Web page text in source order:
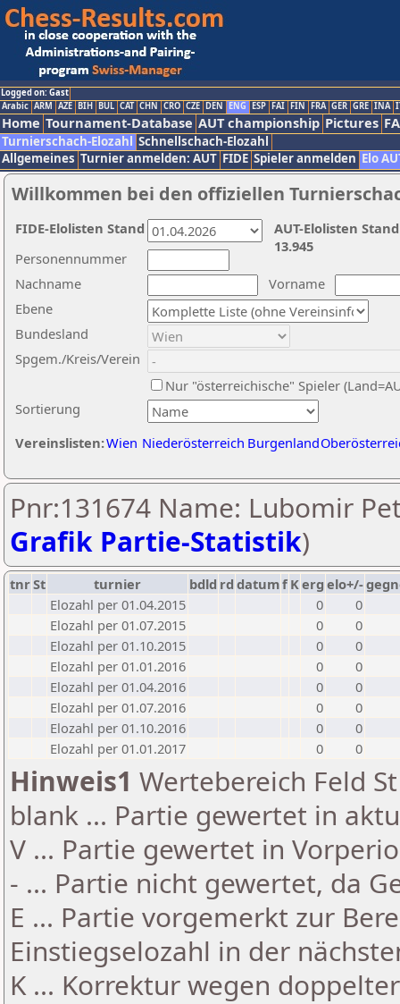
Logged on: Gast
Arabic ARM AZE BIH BUL CAT CHN CRO CZE DEN ENG ESP FAI FIN FRA GER GRE INA
Home Tournament-Database AUT championship Pictures
Turnierschach-Elozahl Schnellschach-Elozahl
Allgemeines Turnier anmelden: AUT FIDE Spieler anmelden Elo
Willkommen bei den offiziellen
Nachname
Vorname
Ebene
Sortierung
Personennummer
Bundesland
Spgem./Kreis/Verein
Nur "österreichische" Spieler
Vereinslisten:Wien Niederösterreich Burgenland
AUT-Elolisten
13.945
FIDE-Elolisten Stand
Pnr:131674 Name: Lubomir
Grafik Partie-Statistik)
tnrSt turnier bdld rd datumf Kerg elo+/-
Elozahl per 01.04.2015
0
0
Elozahl per 01.07.2015
0
0
Elozahl per 01.10.2015
0
0
Elozahl per 01.01.2016
0
0
Elozahl per 01.04.2016
0
0
Elozahl per 01.07.2016
0
0
Elozahl per 01.10.2016
0
0
Elozahl per 01.01.2017
0 0
Hinweis1 Wertebereich Feld
blank ... Partie gewertet in
V ... Partie gewertet in
- ... Partie nicht gewertet, da
E ... Partie vorgemerkt zur
Einstiegselozahl in der
K ... Korrektur wegen